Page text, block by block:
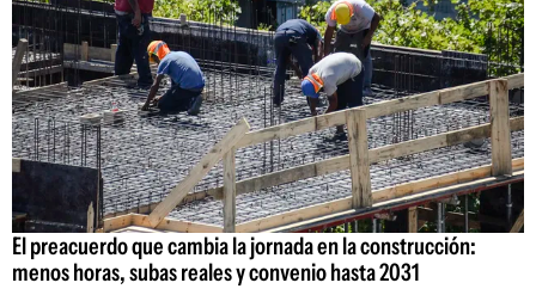
El preacuerdo que cambia la jornada en la construcción:
menos horas, subas reales y convenio hasta 2031